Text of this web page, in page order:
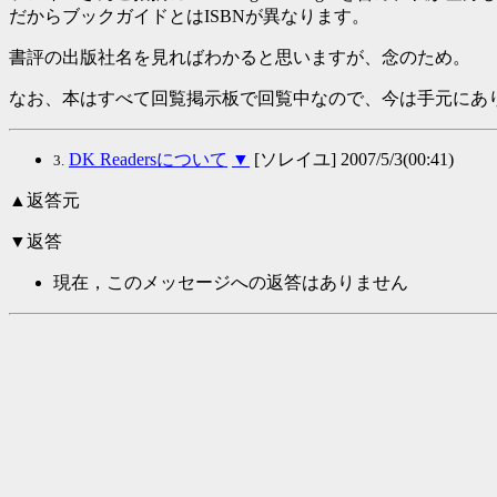
だからブックガイドとはISBNが異なります。
書評の出版社名を見ればわかると思いますが、念のため。
なお、本はすべて回覧掲示板で回覧中なので、今は手元にあ
3. DK Readersについて ▼ [ソレイユ] 2007/5/3(00:41)
▲返答元
▼返答
現在，このメッセージへの返答はありません